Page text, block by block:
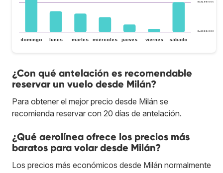
Bs.S300.000
Bs.S400.000
domingo lunes martes miércoles jueves viernes sábado
¿Con qué antelación es recomendable
reservar un vuelo desde Milán?
Para obtener el mejor precio desde Milán se
recomienda reservar con 20 días de antelación.
¿Qué aerolínea ofrece los precios más
baratos para volar desde Milán?
Los precios más económicos desde Milán normalmente